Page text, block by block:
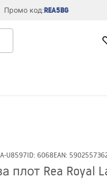
Промо код:REA5BG
U8597ID: 6068EAN:
плот Rea Royal